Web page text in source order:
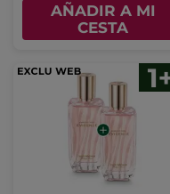
AÑADIR A MI
CESTA